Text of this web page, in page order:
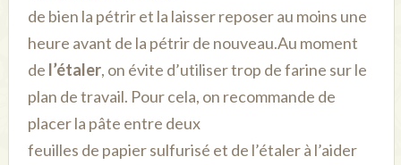
de bien la pétrir et la laisser reposer au moins une
heure avant de la pétrir de nouveau.Au moment
de l’étaler, on évite d’utiliser trop de farine sur le
plan de travail. Pour cela, on recommande de
placer la pâte entre deux
feuilles de papier sulfurisé et de l’étaler à l’aider